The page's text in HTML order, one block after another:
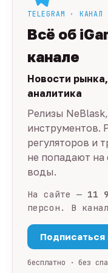
TELEGRAM · КАНАЛ
Всё об
канале
Новости
аналитика
Релизы
инструментов.
регуляторов и
не попадают на
воды.
На сайте — 11
персон. В
Подписаться
бесплатно · без